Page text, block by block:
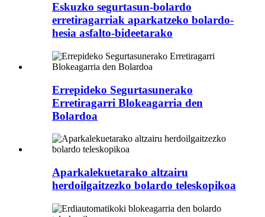
Eskuzko segurtasun-bolardo
erretiragarriak aparkatzeko bolardo-
hesia asfalto-bideetarako
Errepideko Segurtasunerako
Erretiragarri Blokeagarria den
Bolardoa
Aparkalekuetarako altzairu
herdoilgaitzezko bolardo teleskopikoa